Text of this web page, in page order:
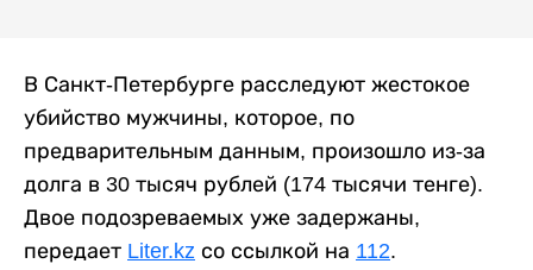
В Санкт-Петербурге расследуют жестокое
убийство мужчины, которое, по
предварительным данным, произошло из-за
долга в 30 тысяч рублей (174 тысячи тенге).
Двое подозреваемых уже задержаны,
передает Liter.kz со ссылкой на 112.